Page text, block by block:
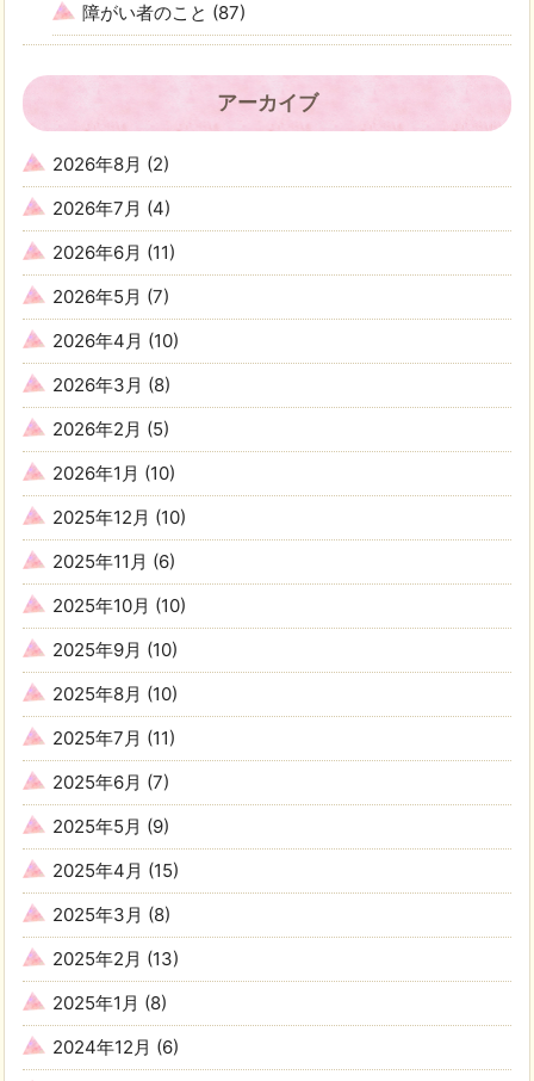
障がい者のこと (87)
アーカイブ
2026年8月 (2)
2026年7月 (4)
2026年6月 (11)
2026年5月 (7)
2026年4月 (10)
2026年3月 (8)
2026年2月 (5)
2026年1月 (10)
2025年12月 (10)
2025年11月 (6)
2025年10月 (10)
2025年9月 (10)
2025年8月 (10)
2025年7月 (11)
2025年6月 (7)
2025年5月 (9)
2025年4月 (15)
2025年3月 (8)
2025年2月 (13)
2025年1月 (8)
2024年12月 (6)